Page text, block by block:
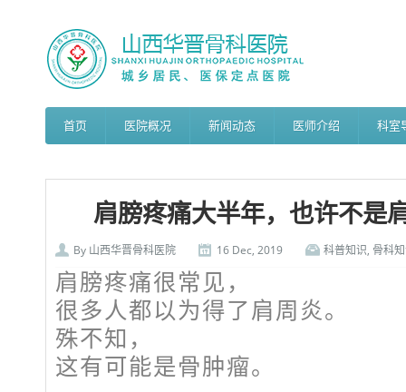
首页 医院概况 新闻动态 医师介绍 科室
肩膀疼痛大半年，也许不是
By 山西华晋骨科医院 16 Dec, 2019 科普知识, 骨科
肩膀疼痛很常见，
很多人都以为得了肩周炎。
殊不知，
这有可能是骨肿瘤。